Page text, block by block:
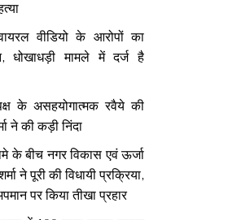
वीडियो के आरोपों का
धोखाधड़ी मामले में दर्ज है
के असहयोगात्मक रवैये की
ने की कड़ी निंदा
के बीच नगर विकास एवं ऊर्जा
ने पूरी की विधायी प्रक्रिया,
पर किया तीखा प्रहार